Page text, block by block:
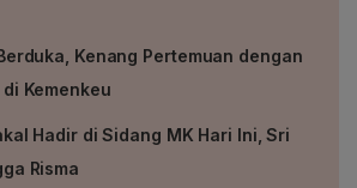
Kenang Pertemuan dengan
Kemenkeu
Hadir di Sidang MK Hari Ini, Sri
Risma